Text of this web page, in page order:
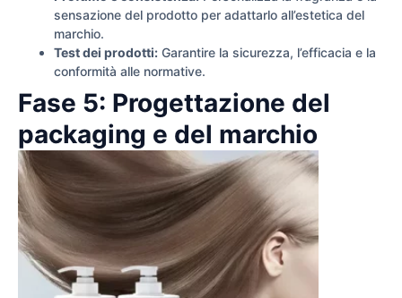
sensazione del prodotto per adattarlo all’estetica del
marchio.
Test dei prodotti: Garantire la sicurezza, l’efficacia e la
conformità alle normative.
Fase 5: Progettazione del
packaging e del marchio